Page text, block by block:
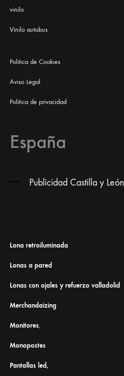
vinilo
Vinilo autobus
Politica de Cookies
Aviso Legal
Politica de privacidad
España
Publicidad Castilla y León
Lona retroiluminada
Lonas a pared
Lonas con ojales y refuerzo valladolid
Merchandaizing
Monitores,
Monopostes
Pantallas led,